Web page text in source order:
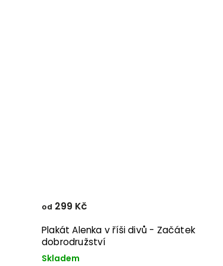
Plakát Alenka v říši divů - Začátek
dobrodružství
Skladem
od 299 Kč